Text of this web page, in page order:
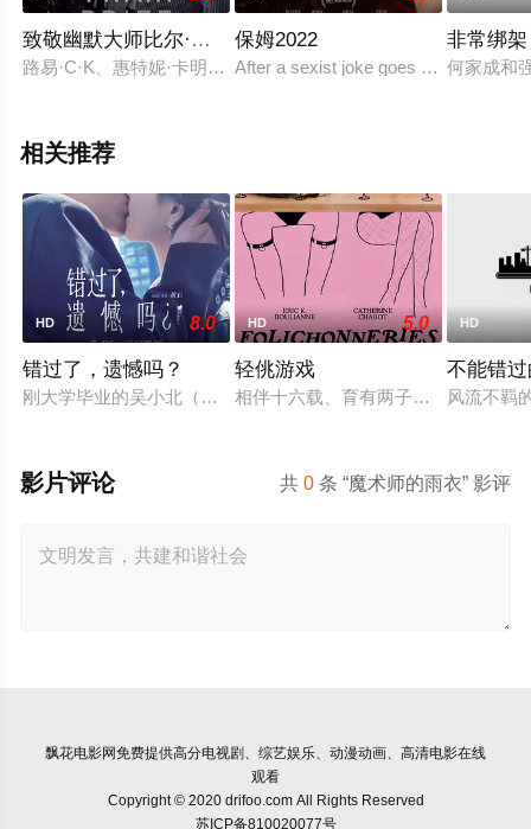
致敬幽默大师比尔·马赫专场
路易·C·K、惠特妮·卡明、伍迪·哈里森等喜剧界大咖们欢聚一堂
保姆2022
After a sexist joke goes viral, Cédric
非常绑架
何家成和
相关推荐
HD 8.0
错过了，遗憾吗？
刚大学毕业的吴小北（庄达菲 饰）被初恋男友李天昊（周澄奧
HD 5.0
轻佻游戏
相伴十六载、育有两子的弗朗索瓦与
HD
不能错
风流不羁
共0 条 “魔术师的雨衣” 影评
影片评论
飘花电影网免费提供高分电视剧、综艺娱乐、动漫动画、高清电影在线
观看
Copyright © 2020 drifoo.com All Rights Reserved
苏ICP备810020077号